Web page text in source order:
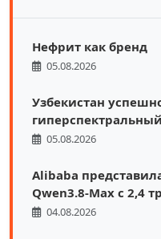
Нефрит как бренд
05.08.2026
Узбекистан
05.08.2026
Alibaba
Qwen3.8-Max с 2,4
04.08.2026